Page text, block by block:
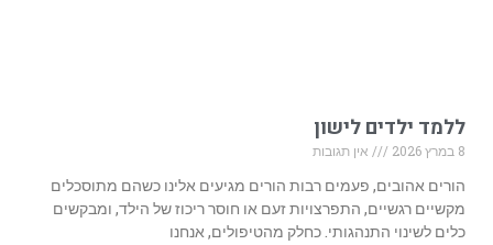
ללמד ילדים לישון
8 במרץ 2026 אין תגובות
הורים אהובים, פעמים רבות הורים מגיעים אלינו כשהם מתוסכלים
מקשיים רגשיים, התפרצויות זעם או חוסר ריכוז של הילד, ומבקשים
כלים לשינוי התנהגותי. כחלק מהטיפולים, אנחנו